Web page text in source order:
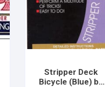
Stripper Deck
Bicycle (Blue) by